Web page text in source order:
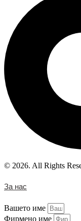
© 2026. All Rights
За нас
Вашето име
Фирмено име